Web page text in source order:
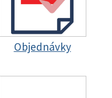
Objednávky